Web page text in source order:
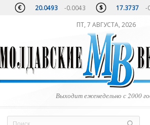
20.0493 -0.0043 17.3737 -
ПТ, 7 АВГУСТА, 2026
Выходит еженедельно с 2000